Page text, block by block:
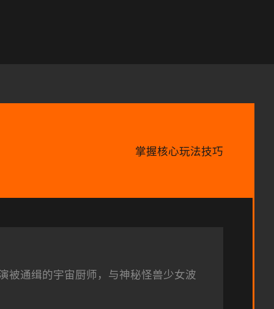
掌握核心玩法技巧
被通缉的宇宙厨师，与神秘怪兽少女波